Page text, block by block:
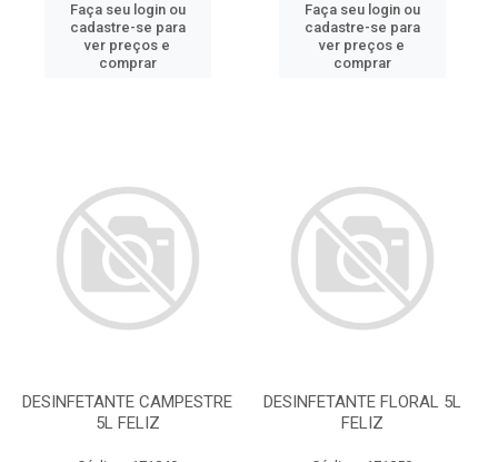
Faça seu login ou
cadastre-se para
ver preços e
comprar
Faça seu login ou
cadastre-se para
ver preços e
comprar
DESINFETANTE CAMPESTRE
5L FELIZ
DESINFETANTE FLORAL 5L
FELIZ